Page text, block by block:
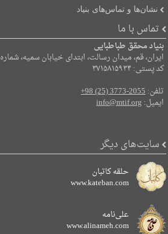
نشان‌ها و تماس‌های بنیاد
تماس با ما
بنیاد محقق طباطبایی
ایران، قم، میدان رسالت، ابتدای خیابان سمیه، شماره ۱۵.
کد پستی: ۳۷۱۵۸۱۵۹۳۴
تلفن:+98 (25) 3773-2055
ایمیل:info@mtif.org
سایت‌های دیگر
حلقه کاتبان
www.kateban.com
علی‌نامه
www.alinameh.com